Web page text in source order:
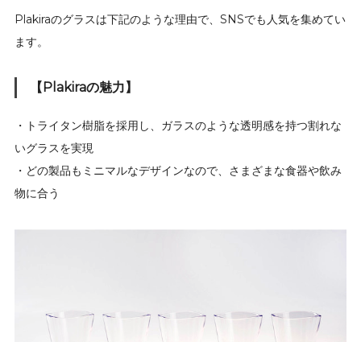
Plakiraのグラスは下記のような理由で、SNSでも人気を集めてい
ます。
【Plakiraの魅力】
・トライタン樹脂を採用し、ガラスのような透明感を持つ割れな
いグラスを実現
・どの製品もミニマルなデザインなので、さまざまな食器や飲み
物に合う